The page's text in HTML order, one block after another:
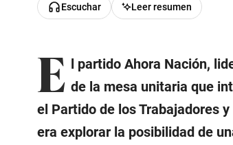
Escuchar Leer resumen
E l partido Ahora Nación,
de la mesa unitaria que
el Partido de los Trabajadores
era explorar la posibilidad de